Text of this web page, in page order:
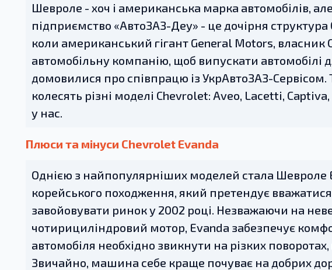
Шевроле - хоч і американська марка автомобілів,
підприємство «АвтоЗАЗ-Деу» - це дочірня
коли американський гігант General Motors,
автомобільну компанію, щоб випускати автомобілі
домовилися про співпрацю із УкрАвтоЗАЗ-
колесять різні моделі Chevrolet: Aveo, Lacetti,
у нас.
Плюси та мінуси Chevrolet Evanda
Однією з найпопулярніших моделей стала Шевроле
корейського походження, який претендує
завойовувати ринок у 2002 році. Незважаючи на
чотирициліндровий мотор, Evanda забезпечує
автомобіля необхідно звикнути на різких
Звичайно, машина себе краще почуває на добрих